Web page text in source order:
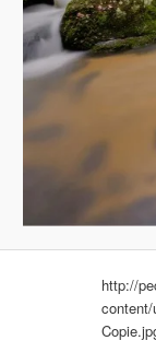
http://
content/